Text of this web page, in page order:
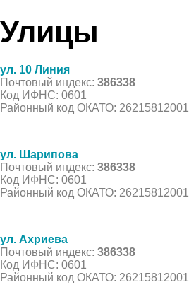
Улицы
ул. 10 Линия
Почтовый индекс: 386338
Код ИФНС: 0601
Районный код ОКАТО: 26215812001
ул. Шарипова
Почтовый индекс: 386338
Код ИФНС: 0601
Районный код ОКАТО: 26215812001
ул. Ахриева
Почтовый индекс: 386338
Код ИФНС: 0601
Районный код ОКАТО: 26215812001